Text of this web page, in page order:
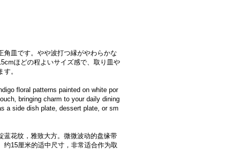
皿です。やや波打つ縁がやわらかな
ほどの程よいサイズ感で、取り皿や
。
floral patterns painted on white por
bringing charm to your daily dining
a side dish plate, dessert plate, or sm
蓝花纹，雅致大方。微微波动的盘缘带
15厘米的适中尺寸，非常适合作为取